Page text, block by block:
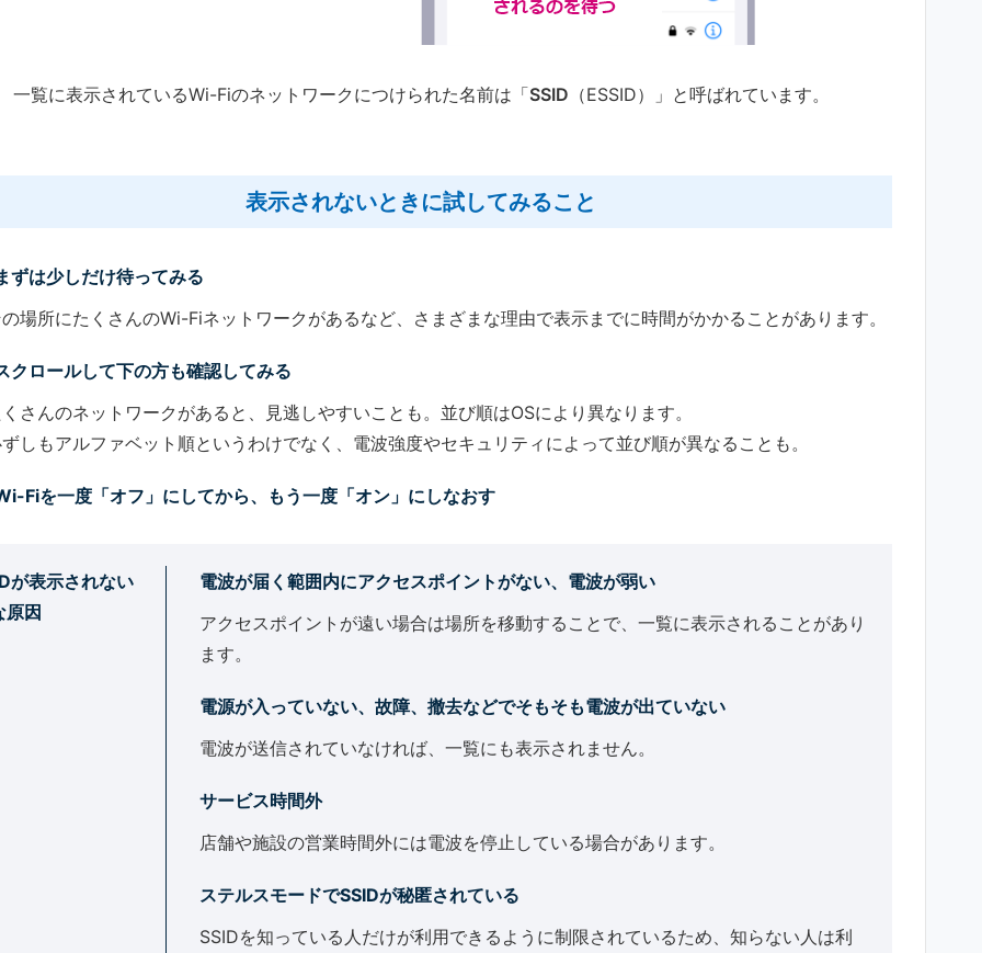
一覧に表示されているWi-Fiのネットワークにつけられた名前は「SSID （ESSID）」と呼ばれています。
表示されないときに試してみること
ずは少しだけ待ってみる
場所にたくさんのWi-Fiネットワークがあるなど、さまざまな理由で表示までに時間がかかることがあります。
クロールして下の方も確認してみる
さんのネットワークがあると、見逃しやすいことも。並び順はOSにより異なります。
しもアルファベット順というわけでなく、電波強度やセキュリティによって並び順が異なることも。
Fiを一度「オフ」にしてから、もう一度「オン」にしなおす
が表示されない
原因
電波が届く範囲内にアクセスポイントがない、電波が弱い
アクセスポイントが遠い場合は場所を移動することで、一覧に表示されることがあり
ます。
電源が入っていない、故障、撤去などでそもそも電波が出ていない
電波が送信されていなければ、一覧にも表示されません。
サービス時間外
店舗や施設の営業時間外には電波を停止している場合があります。
ステルスモードでSSIDが秘匿されている
SSIDを知っている人だけが利用できるように制限されているため、知らない人は利